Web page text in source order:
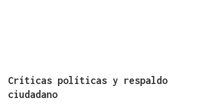
Críticas políticas y respaldo
ciudadano